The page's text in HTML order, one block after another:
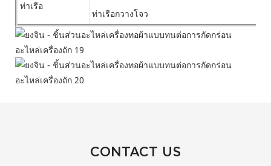
ท่าเรือ
ท่าเรือกวางโจว
CONTACT US